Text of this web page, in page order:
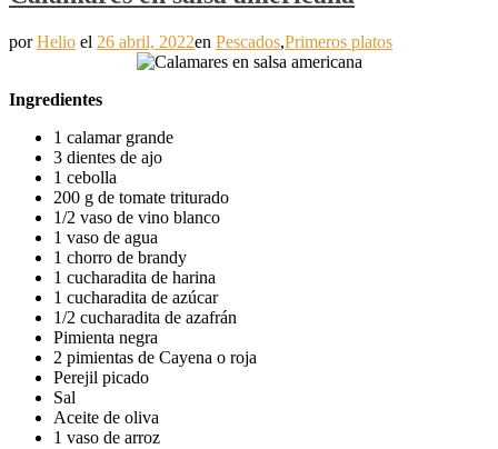
porHelio el 26 abril, 2022en Pescados,Primeros platos
Ingredientes
1 calamar grande
3 dientes de ajo
1 cebolla
200 g de tomate triturado
1/2 vaso de vino blanco
1 vaso de agua
1 chorro de brandy
1 cucharadita de harina
1 cucharadita de azúcar
1/2 cucharadita de azafrán
Pimienta negra
2 pimientas de Cayena o roja
Perejil picado
Sal
Aceite de oliva
1 vaso de arroz